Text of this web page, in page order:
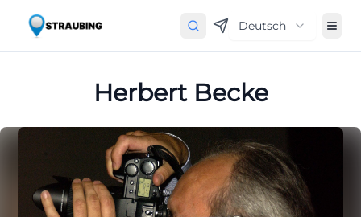
Deutsch
Herbert Becke